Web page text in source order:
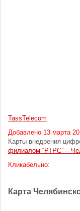
TassTelecom
Добавлено 13 марта
Карты внедрения
филиалом “РТРС” –
Кликабельно:
Карта